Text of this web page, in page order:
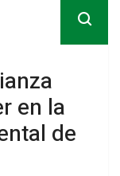
en la
de